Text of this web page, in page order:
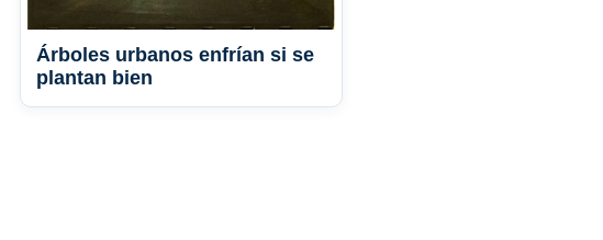
Árboles urbanos enfrían si se
plantan bien